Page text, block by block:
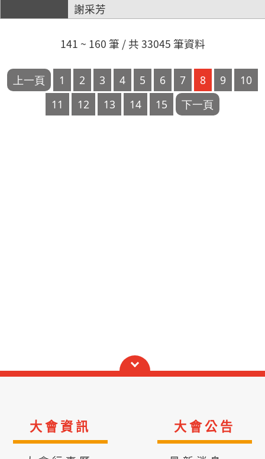
謝采芳
141 ~ 160 筆 / 共 33045 筆資料
大會資訊 大會公告